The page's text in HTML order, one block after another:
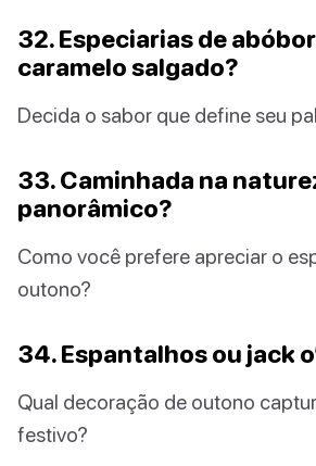
32. Especiarias de
caramelo salgado?
Decida o sabor que define seu
33. Caminhada na
panorâmico?
Como você prefere apreciar o
outono?
34. Espantalhos ou jack
Qual decoração de outono
festivo?